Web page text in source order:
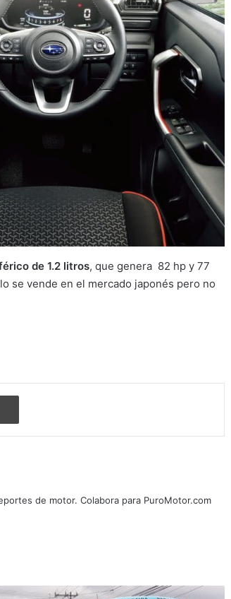
de 1.2 litros, que genera 82 hp y 77
se vende en el mercado japonés pero no
correo electrónicoImprimir
de motor. Colabora para PuroMotor.com